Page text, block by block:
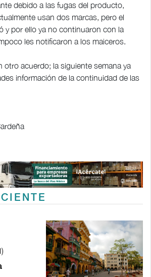
debido a las fugas del producto,
usan dos marcas, pero el
y por ello ya no continuaron con la
les notificaron a los maiceros.
otro acuerdo; la siguiente semana ya
información de la continuidad de las